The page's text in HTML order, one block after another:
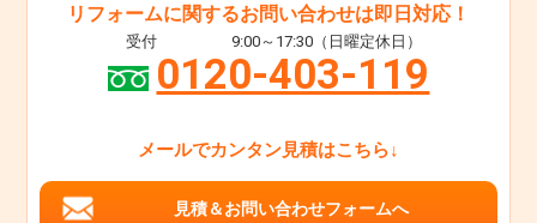
リフォームに関するお問い合わせは即日対応！
受付 9:00～17:30（日曜定休日）
0120-403-119
メールでカンタン見積はこちら↓
見積＆お問い合わせフォームへ